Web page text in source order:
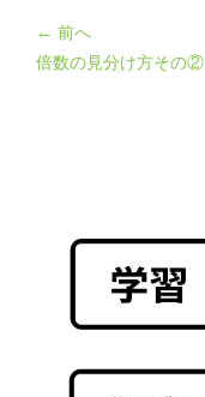
← 前へ
倍数の見分け方その②